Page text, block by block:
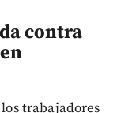
contra
trabajadores